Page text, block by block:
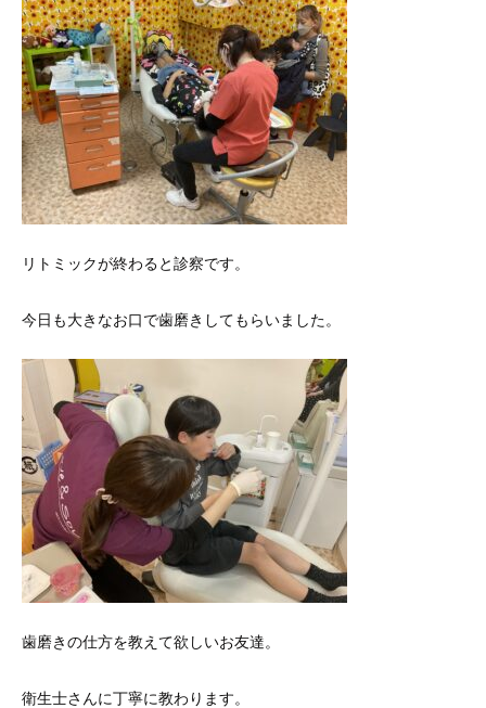
リトミックが終わると診察です。
今日も大きなお口で歯磨きしてもらいました。
歯磨きの仕方を教えて欲しいお友達。
衛生士さんに丁寧に教わります。